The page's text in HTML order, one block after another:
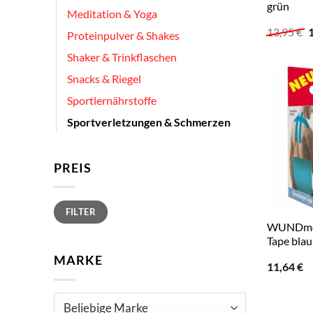
Meditation & Yoga
Proteinpulver & Shakes
Shaker & Trinkflaschen
Snacks & Riegel
Sportlernährstoffe
Sportverletzungen & Schmerzen
PREIS
Min.
Preis
Max.
PreisFILTER
MARKE
grün
13,95€
Tape
11,64€